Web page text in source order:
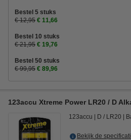
Bestel 5 stuks
€ 12,95 € 11,66
Bestel 10 stuks
€ 21,95 € 19,76
Bestel 50 stuks
€ 99,95 € 89,96
123accu Xtreme Power LR20 / D
123accu D / LR20
Bekijk de